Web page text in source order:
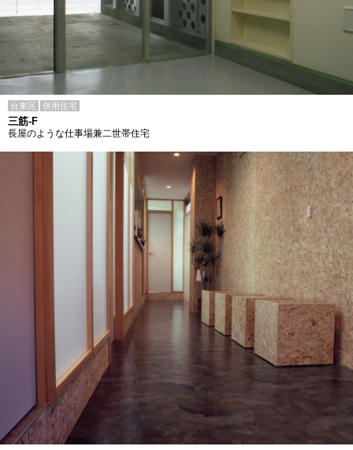
台東区 併用住宅
三筋-F
長屋のような仕事場兼二世帯住宅